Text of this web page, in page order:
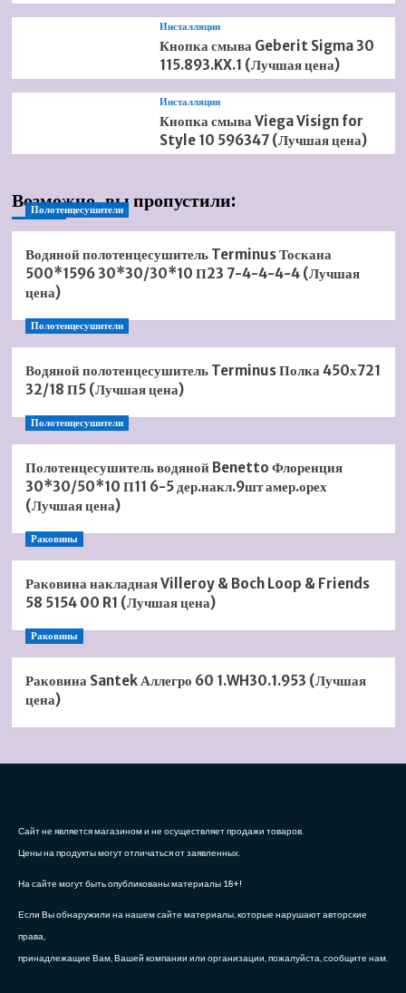
Инсталляции
Кнопка смыва Geberit Sigma 30
115.893.KX.1 (Лучшая цена)
Инсталляции
Кнопка смыва Viega Visign for
Style 10 596347 (Лучшая цена)
Возможно, вы пропустили:
Полотенцесушители
Водяной полотенцесушитель Terminus Тоскана
500*1596 30*30/30*10 П23 7-4-4-4-4 (Лучшая
цена)
Полотенцесушители
Водяной полотенцесушитель Terminus Полка 450х721
32/18 П5 (Лучшая цена)
Полотенцесушители
Полотенцесушитель водяной Benetto Флоренция
30*30/50*10 П11 6-5 дер.накл.9шт амер.орех
(Лучшая цена)
Раковины
Раковина накладная Villeroy & Boch Loop & Friends
58 5154 00 R1 (Лучшая цена)
Раковины
Раковина Santek Аллегро 60 1.WH30.1.953 (Лучшая
цена)
Сайт не является магазином и не осуществляет продажи товаров.
Цены на продукты могут отличаться от заявленных.
На сайте могут быть опубликованы материалы 18+!
Если Вы обнаружили на нашем сайте материалы, которые нарушают авторские
права,
принадлежащие Вам, Вашей компании или организации, пожалуйста, сообщите нам.